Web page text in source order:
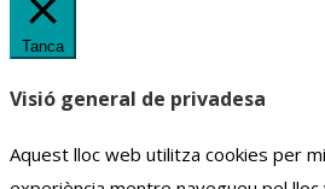
Tanca
Visió general de privadesa
Aquest lloc web utilitza cookies per